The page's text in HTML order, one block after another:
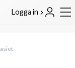
Logga in